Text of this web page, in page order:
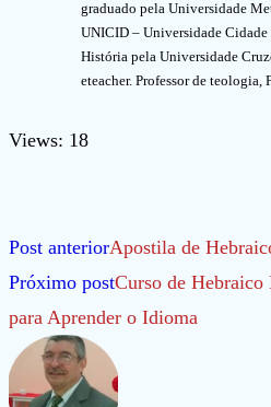
graduado pela Universidade
UNICID – Universidade Cidade
História pela Universidade
eteacher. Professor de
Views: 18
Leia
mais
artigos
Post anteriorApostila de
Próximo postCurso de
para Aprender o Idioma